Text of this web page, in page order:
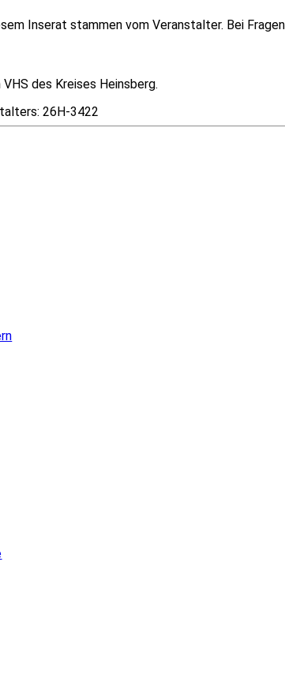
Inserat stammen vom Veranstalter. Bei
des Kreises Heinsberg.
26H-3422